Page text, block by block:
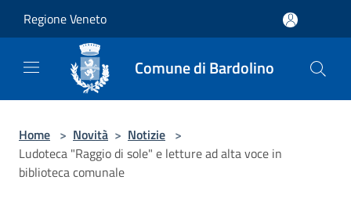
Regione Veneto
Comune di Bardolino
Home > Novità > Notizie >
Ludoteca "Raggio di sole" e letture ad alta voce in
biblioteca comunale